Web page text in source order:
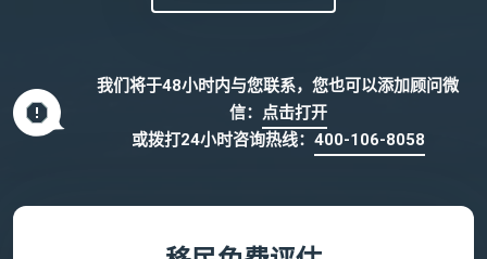
我们将于48小时内与您联系，您也可以添加顾问微
信： 点击打开
或拨打24小时咨询热线： 400-106-8058